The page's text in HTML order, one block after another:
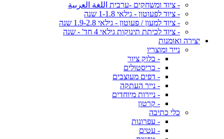
- ציוד ומשחקים -ערבית اللغة العربية
- ציוד לפעוטון - גילאי 1-1.8 שנה
- ציוד למעון / פעוטון - גילאי 1.9-2.8 שנה
- ציוד לכיתת תינוקות גילאי 4 חד' - שנה
יצירה ואומנות
נייר ומוצריו
- בלוק ציור
- בריסטולים
- דפים מעוצבים
- נייר העתקה
- ניירות מיוחדים
- קרטון
כלי כתיבה
- עפרונות
- עטים